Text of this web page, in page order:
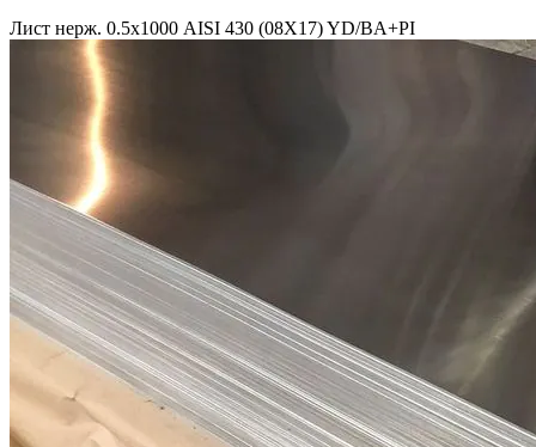
Лист нерж. 0.5х1000 AISI 430 (08Х17) YD/BA+PI